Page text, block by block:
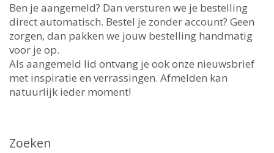
Ben je aangemeld? Dan versturen we je bestelling
direct automatisch. Bestel je zonder account? Geen
zorgen, dan pakken we jouw bestelling handmatig
voor je op.
Als aangemeld lid ontvang je ook onze nieuwsbrief
met inspiratie en verrassingen. Afmelden kan
natuurlijk ieder moment!
Zoeken